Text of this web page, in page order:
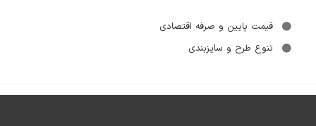
قیمت پایین و صرفه اقتصادی
تنوع طرح و سایزبندی